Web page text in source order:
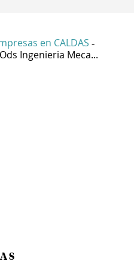
en CALDAS -
Ods Ingenieria Meca...
S